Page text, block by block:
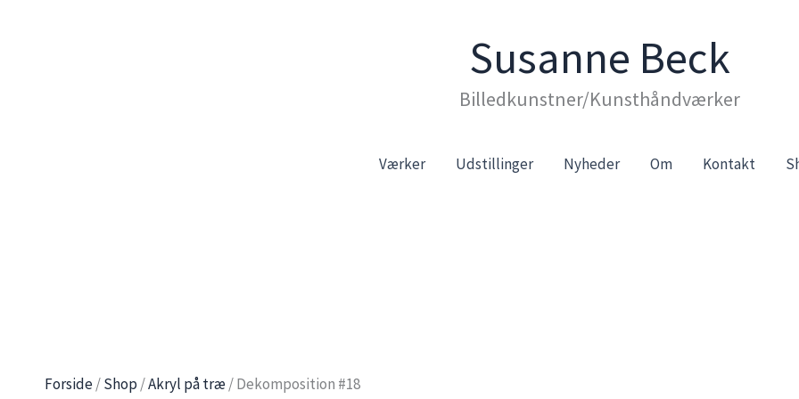
Susanne Beck
Billedkunstner/Kunsthåndværker
Værker Udstillinger Nyheder Om Kontakt
Forside/Shop /Akryl på træ / Dekomposition #18